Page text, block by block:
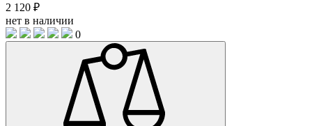
2 120 ₽
нет в наличии
0